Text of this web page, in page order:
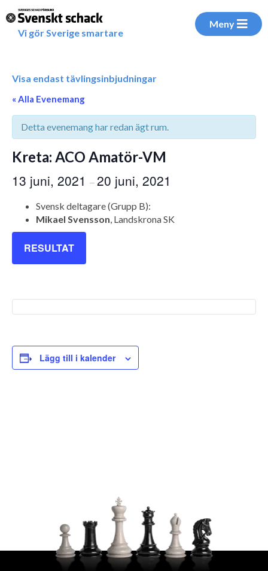
Vi gör Sverige smartare
Meny
Visa endast tävlingsinbjudningar
« Alla Evenemang
Detta evenemang har redan ägt rum.
Kreta: ACO Amatör-VM
13 juni, 2021 –20 juni, 2021
Svensk deltagare (Grupp B):
Mikael Svensson, Landskrona SK
RESULTAT
Lägg till i kalender